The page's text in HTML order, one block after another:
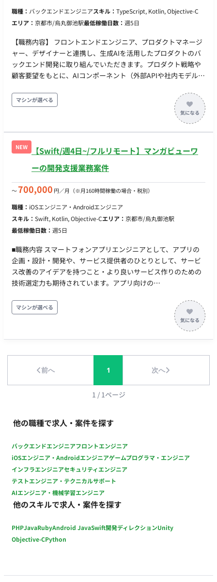
職種： バックエンドエンジニアスキル： TypeScript, Kotlin, Objective-C
エリア： 京都市/烏丸御池駅最低稼働日数： 週5日
【職務内容】 フロントエンドエンジニア、プロダクトマネージ
ャー、デザイナーと連携し、生成AIを活用したプロダクトのバ
ックエンド開発に取り組んでいただきます。プロダクト戦略や
顧客要望をもとに、AIコンポーネント（外部APIや社内モデル）
件定義、API設計、データベース設計、およびバックエンド実装
を行います。 既にAIモデルの構築や検証を専任で行うエンジニ
アは在籍しているため、彼らと連携しながら「処理時間の長い
AIのレスポンスをどう非同期で処理するか」「エラー時のフォ
ールバックをどうするか」といった、AI特有のバックエンド課
題を解決していただきます。 デイリースタンドアップなどのミ
ーティングはチーム合同で実施しており、プロダクトやシステ
て価値提供に取り組んでいただきます。ご本人のスキルと希望
（Google Cloud / Azure）や、他メンバーのメンタリングとい
った業務に取り組むことも可能です。 【応募資格（必須）】 ・
生成AI（外部API等）を組み込んだWebアプリケーションにおけ
ーマンス最適化（非同期処理・レスポンス改善等）、および運
用・改善の一連の経験 ・生成AI、音声処理、自然言語処理領域
における各社の最新APIやマネージドサービスの情報を日常的に
収集・技術検証し、システム要件に合わせて最適な技術を選
定・バックエンドに実装することで顧客の課題解決を推進した
経験
マシンが選べる
NEW
【Swift/週4日~/フルリモート】マンガビューワ
ーの開発支援業務案件
〜700,000 円／月 （※月160時間稼働の場合・税別）
職種： iOSエンジニア・Androidエンジニア
スキル： Swift, Kotlin, Objective-Cエリア： 京都市/烏丸御池駅
最低稼働日数： 週5日
■職務内容 スマートフォンアプリエンジニアとして、アプリの
企画・設計・開発や、サービス提供者のひとりとして、サービ
ス改善のアイデアを持つこと・より良いサービス作りのための
技術選定力も期待されています。アプリ向けの
スや互換性について合意を取りながら開発を進めています。 ■
主な内容 アプリ開発全般：アプリの企画・設計・開発業務（新
規アプリおよび運営中の既存アプリなど） 技術の調査・導入：
ユーザー体験向上のためのモダン技術の調査・導入 データ分析
の環境整備とテストケースの拡充 業務効率化： 開発環境改善の
ための各種自動化 継続的改善： コード品質やアーキテクチャの
継続的改善 チームの取り組み： 開発チームとしての知見共有や
Swift（iOS）、Kotlin（Android） アーキテクチャ： MVVM、
Clean Architectureなど UIフレームワーク：
Compose/Jetpack（Android） データベース：
CoreData（iOS）、Room（Android）、Realm 非同期処理：
Swift Concurrency/Combine（iOS）、Kotlin
Coroutines（Android） API： GraphQL（Apollo
Client）/REST CI/CD： CircleCI、GitHub Actions、fastlane、
Dangerなど その他ツール・ライブラリ：
ktlint/Spotless/Dagger Hiltなど（Android） 外部サービス：
Firebase、Figma、Miro、Asanaなど ソースコード管理：
マシンが選べる
前へ 1 次へ
1 / 1ページ
他の職種で求人・案件を探す
バックエンドエンジニアフロントエンジニア
iOSエンジニア・Androidエンジニアゲームプログラマ・エンジニア
インフラエンジニアセキュリティエンジニア
テストエンジニア・テクニカルサポート
AIエンジニア・機械学習エンジニア
他のスキルで求人・案件を探す
PHPJavaRubyAndroid JavaSwift開発ディレクションUnity
Objective-CPython